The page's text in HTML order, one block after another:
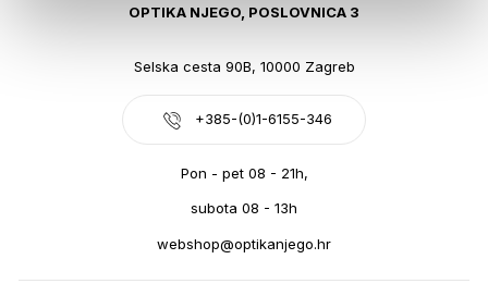
OPTIKA NJEGO, POSLOVNICA 3
Selska cesta 90B, 10000 Zagreb
+385-(0)1-6155-346
Pon - pet 08 - 21h,
subota 08 - 13h
webshop@optikanjego.hr